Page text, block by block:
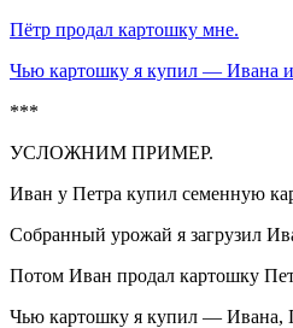
Пётр продал картошку мне.
Чью картошку я купил — Ивана
***
УСЛОЖНИМ ПРИМЕР.
Иван у Петра купил семенную
Собранный урожай я загрузил
Потом Иван продал картошку
Чью картошку я купил — Ивана,